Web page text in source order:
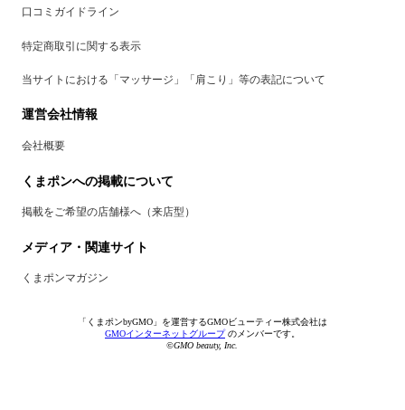
口コミガイドライン
特定商取引に関する表示
当サイトにおける「マッサージ」「肩こり」等の表記について
運営会社情報
会社概要
くまポンへの掲載について
掲載をご希望の店舗様へ（来店型）
メディア・関連サイト
くまポンマガジン
「くまポンbyGMO」を運営するGMOビューティー株式会社は
GMOインターネットグループのメンバーです。
©GMO beauty, Inc.